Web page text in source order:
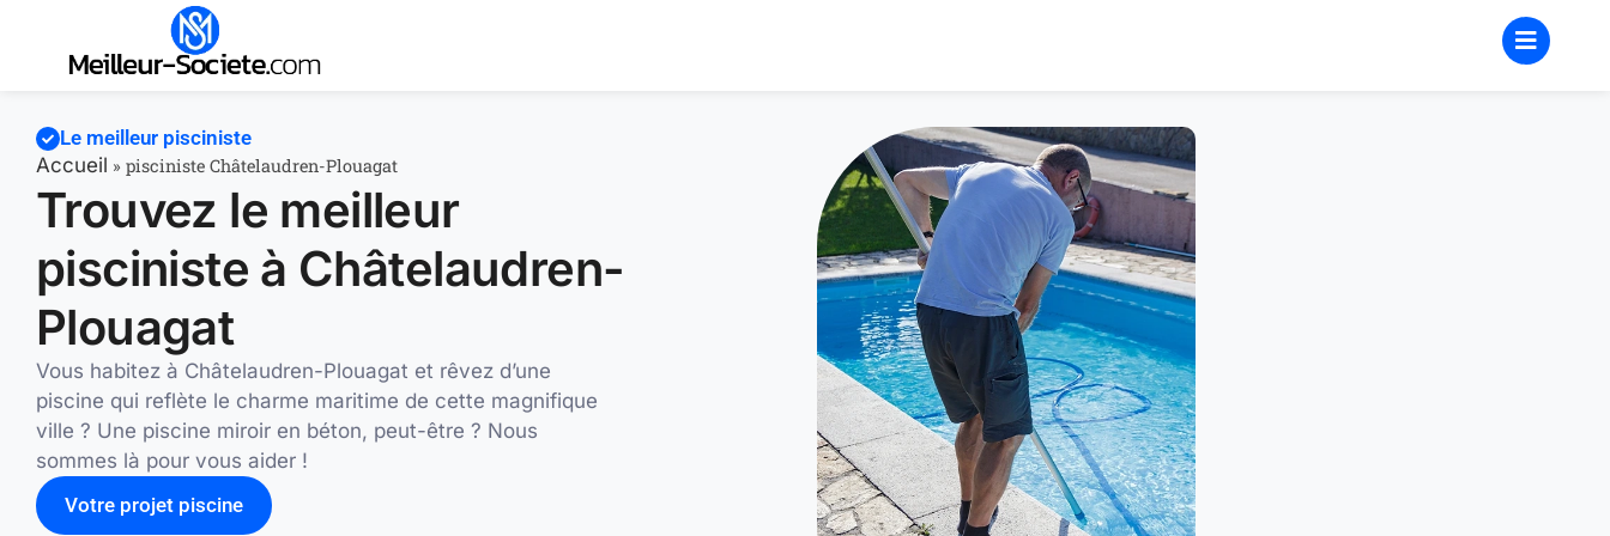
Le meilleur pisciniste
Accueil » pisciniste Châtelaudren-Plouagat
Trouvez le meilleur
pisciniste à Châtelaudren-
Plouagat
Vous habitez à Châtelaudren-Plouagat et rêvez d’une
piscine qui reflète le charme maritime de cette magnifique
ville ? Une piscine miroir en béton, peut-être ? Nous
sommes là pour vous aider !
Votre projet piscine